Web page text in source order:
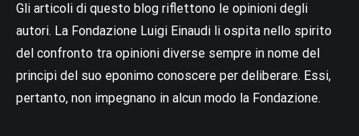
Gli articoli di questo blog riflettono le opinioni degli
autori. La Fondazione Luigi Einaudi li ospita nello spirito
del confronto tra opinioni diverse sempre in nome del
principi del suo eponimo conoscere per deliberare. Essi,
pertanto, non impegnano in alcun modo la Fondazione.